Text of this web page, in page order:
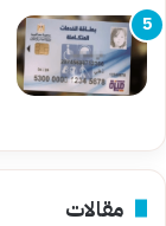
مقالات